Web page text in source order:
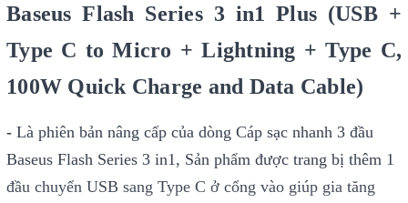
Baseus Flash Series 3 in1 Plus (USB +
Type C to Micro + Lightning + Type C,
100W Quick Charge and Data Cable)
- Là phiên bản nâng cấp của dòng Cáp sạc nhanh 3 đầu
Baseus Flash Series 3 in1, Sản phẩm được trang bị thêm 1
đầu chuyển USB sang Type C ở cổng vào giúp gia tăng